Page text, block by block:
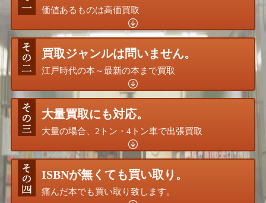
価値あるものは高価買取
買取ジャンルは問いません。
江戸時代の本～最新の本まで買取
大量買取にも対応。
大量の場合、2トン・4トン車で出張買取
ISBNが無くても買い取り。
痛んだ本でも買い取り致します。